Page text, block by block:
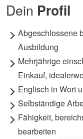
Dein Profil
Abgeschlossene
Ausbildung
Mehrjährige
Einkauf,
Englisch in Wort
Selbständige
Fähigkeit,
bearbeiten